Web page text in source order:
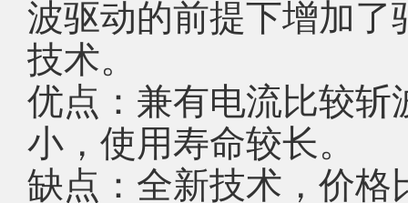
波驱动的前提下增加
技术。
优点：兼有电流比较
小，使用寿命较长。
缺点：全新技术，价